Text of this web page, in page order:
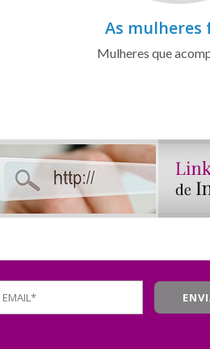
As mulheres
Mulheres que